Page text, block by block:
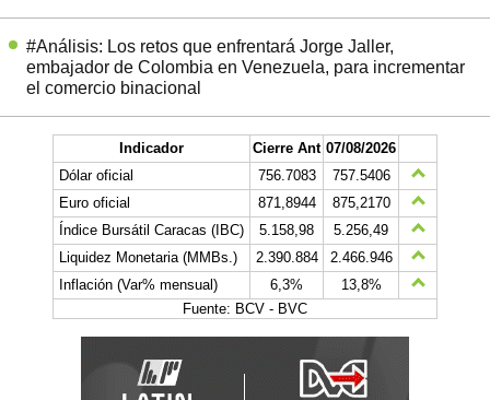
#Análisis: Los retos que enfrentará Jorge Jaller,
embajador de Colombia en Venezuela, para incrementar
el comercio binacional
Indicador Cierre Ant 07/08/2026
Dólar oficial
756.7083
757.5406
Euro oficial
871,8944
875,2170
Índice Bursátil Caracas (IBC)
5.158,98
5.256,49
Liquidez Monetaria (MMBs.)
2.390.884
2.466.946
Inflación (Var% mensual)
6,3%
13,8%
Fuente: BCV - BVC